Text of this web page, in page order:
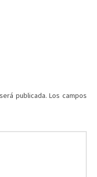
publicada. Los campos